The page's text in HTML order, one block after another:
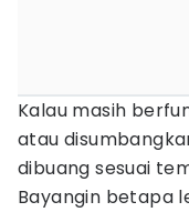
Kalau masih
atau
dibuang sesuai
Bayangin betapa